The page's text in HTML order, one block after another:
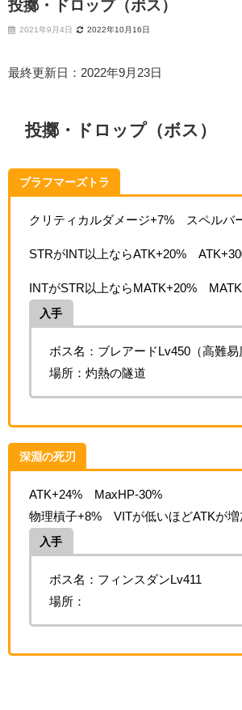
投擲・ドロップ（ボス）
2021年9月4日 2022年10月16日
最終更新日：2022年9月23日
投擲・ドロップ（ボス）
ブラフマーズトラ
クリティカルダメージ+7% スペルバ
STRがINT以上ならATK+20%
INTがSTR以上ならMATK+20%
入手
ボス名：ブレアードLv450（高難易
場所：灼熱の隧道
深淵の死刃
ATK+24% MaxHP-30%
物理槓子+8% VITが低いほどATKが増
入手
ボス名：フィンスダンLv411
場所：